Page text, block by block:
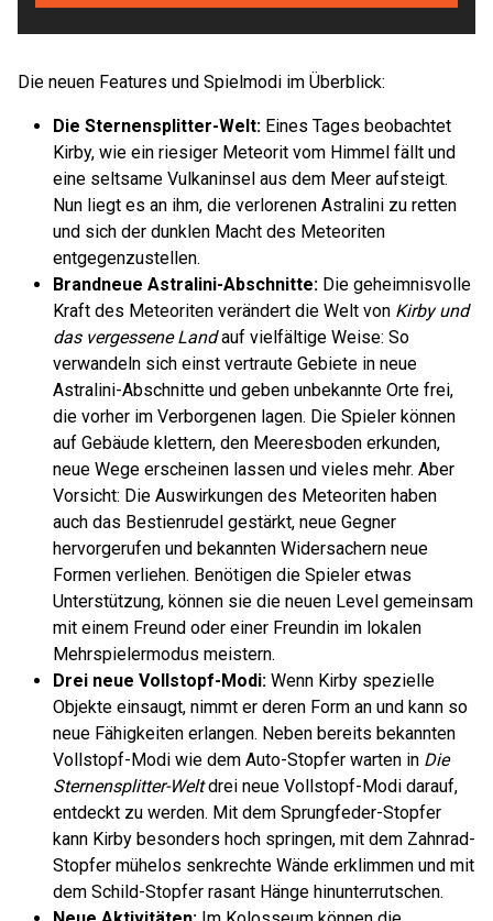
Die neuen Features und Spielmodi im Überblick:
Die Sternensplitter-Welt: Eines Tages beobachtet
Kirby, wie ein riesiger Meteorit vom Himmel fällt und
eine seltsame Vulkaninsel aus dem Meer aufsteigt.
Nun liegt es an ihm, die verlorenen Astralini zu retten
und sich der dunklen Macht des Meteoriten
entgegenzustellen.
Brandneue Astralini-Abschnitte: Die geheimnisvolle
Kraft des Meteoriten verändert die Welt von Kirby und
das vergessene Landauf vielfältige Weise: So
verwandeln sich einst vertraute Gebiete in neue
Astralini-Abschnitte und geben unbekannte Orte frei,
die vorher im Verborgenen lagen. Die Spieler können
auf Gebäude klettern, den Meeresboden erkunden,
neue Wege erscheinen lassen und vieles mehr. Aber
Vorsicht: Die Auswirkungen des Meteoriten haben
auch das Bestienrudel gestärkt, neue Gegner
hervorgerufen und bekannten Widersachern neue
Formen verliehen. Benötigen die Spieler etwas
Unterstützung, können sie die neuen Level gemeinsam
mit einem Freund oder einer Freundin im lokalen
Mehrspielermodus meistern.
Drei neue Vollstopf-Modi: Wenn Kirby spezielle
Objekte einsaugt, nimmt er deren Form an und kann so
neue Fähigkeiten erlangen. Neben bereits bekannten
Vollstopf-Modi wie dem Auto-Stopfer warten in Die
Sternensplitter-Weltdrei neue Vollstopf-Modi darauf,
entdeckt zu werden. Mit dem Sprungfeder-Stopfer
kann Kirby besonders hoch springen, mit dem Zahnrad-
Stopfer mühelos senkrechte Wände erklimmen und mit
dem Schild-Stopfer rasant Hänge hinunterrutschen.